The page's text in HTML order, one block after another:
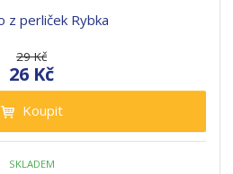
z perliček Rybka
29 Kč
26 Kč
Koupit
SKLADEM